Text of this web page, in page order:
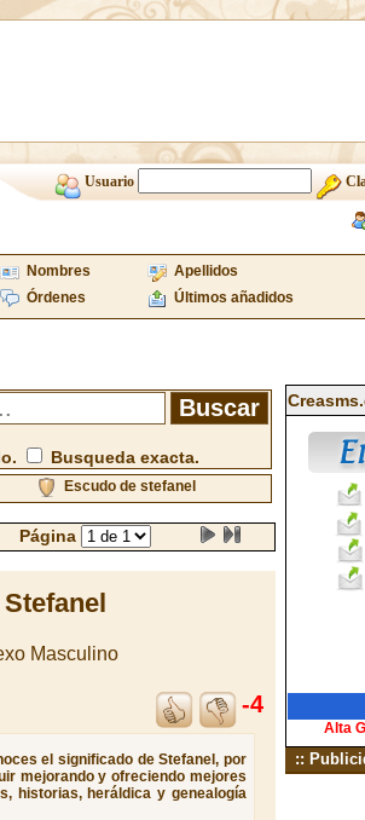
Usuario
Nombres Apellidos
Órdenes Últimos añadidos
Busqueda exacta.
Escudo de stefanel
Página
Masculino
-4
el significado de Stefanel, por
mejorando y ofreciendo mejores
historias, heráldica y genealogía
Alta
::